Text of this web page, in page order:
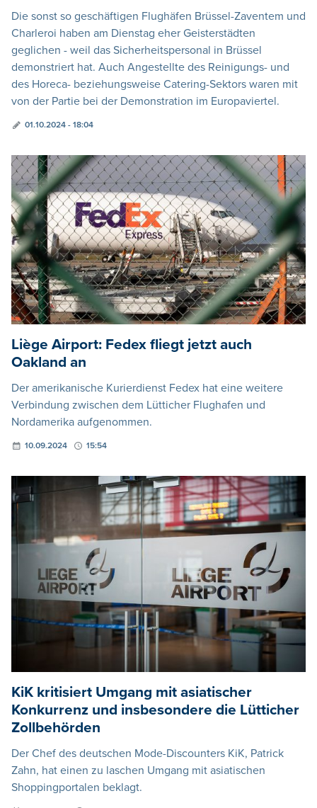
Die sonst so geschäftigen Flughäfen Brüssel-Zaventem und
Charleroi haben am Dienstag eher Geisterstädten
geglichen - weil das Sicherheitspersonal in Brüssel
demonstriert hat. Auch Angestellte des Reinigungs- und
des Horeca- beziehungsweise Catering-Sektors waren mit
von der Partie bei der Demonstration im Europaviertel.
01.10.2024 - 18:04
Liège Airport: Fedex fliegt jetzt auch
Oakland an
Der amerikanische Kurierdienst Fedex hat eine weitere
Verbindung zwischen dem Lütticher Flughafen und
Nordamerika aufgenommen.
10.09.2024 15:54
KiK kritisiert Umgang mit asiatischer
Konkurrenz und insbesondere die Lütticher
Zollbehörden
Der Chef des deutschen Mode-Discounters KiK, Patrick
Zahn, hat einen zu laschen Umgang mit asiatischen
Shoppingportalen beklagt.